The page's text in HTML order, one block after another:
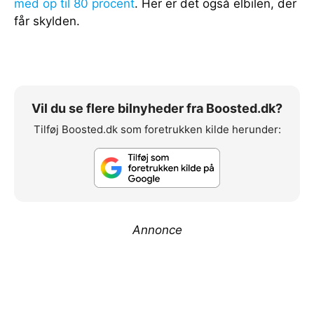
med op til 80 procent. Her er det også elbilen, der
får skylden.
Vil du se flere bilnyheder fra Boosted.dk?
Tilføj Boosted.dk som foretrukken kilde herunder:
Annonce